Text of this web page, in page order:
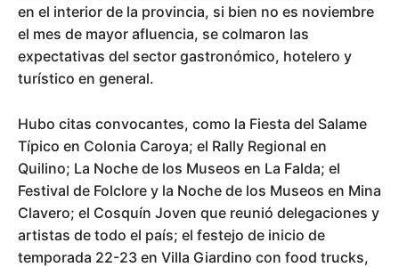
en el interior de la provincia, si bien no es noviembre
el mes de mayor afluencia, se colmaron las
expectativas del sector gastronómico, hotelero y
turístico en general.
Hubo citas convocantes, como la Fiesta del Salame
Típico en Colonia Caroya; el Rally Regional en
Quilino; La Noche de los Museos en La Falda; el
Festival de Folclore y la Noche de los Museos en Mina
Clavero; el Cosquín Joven que reunió delegaciones y
artistas de todo el país; el festejo de inicio de
temporada 22-23 en Villa Giardino con food trucks,